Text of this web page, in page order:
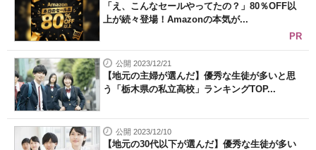
「え、こんなセールやってたの？」80％OFF以
上が続々登場！Amazonの本気が...
PR
公開 2023/12/21
【地元の主婦が選んだ】優秀な生徒が多いと思
う「栃木県の私立高校」ランキングTOP...
公開 2023/12/10
【地元の30代以下が選んだ】優秀な生徒が多い